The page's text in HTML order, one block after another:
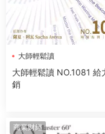
大師輕鬆讀
大師輕鬆讀 NO.1081 給
銷
商業财經